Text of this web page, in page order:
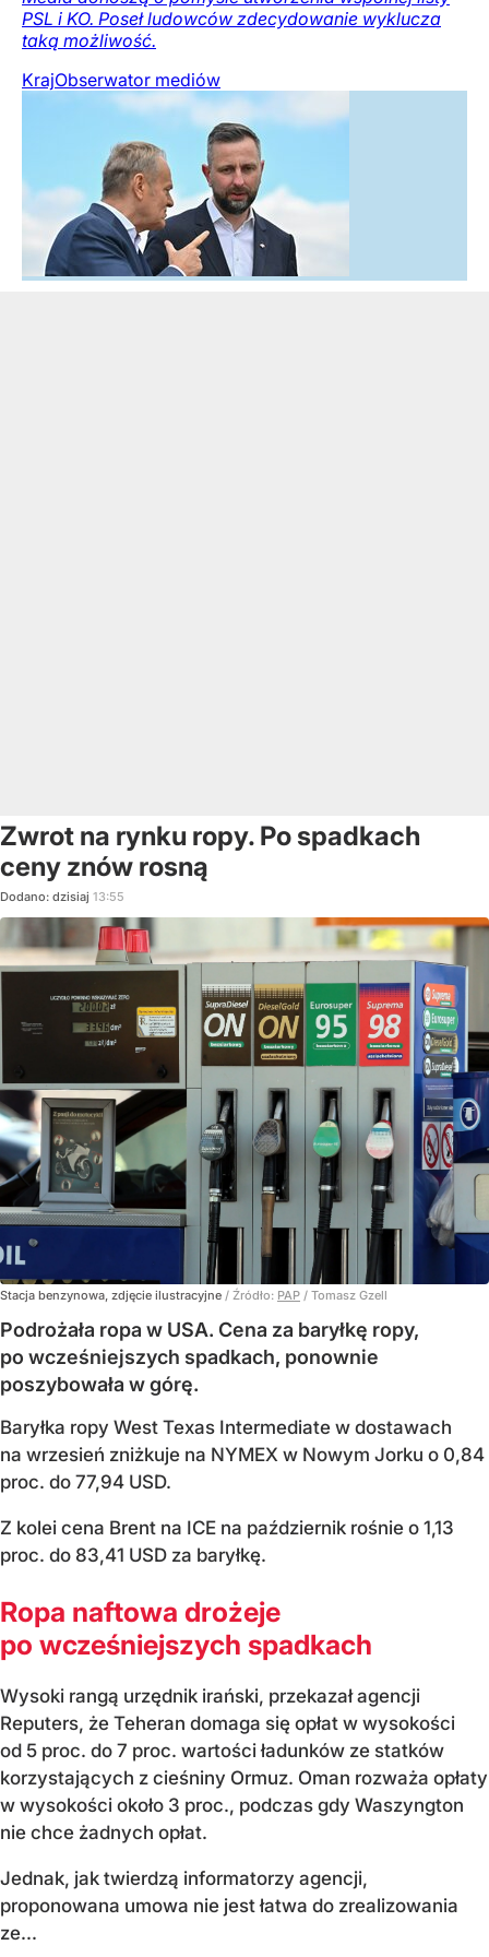
PSL i KO. Poseł ludowców zdecydowanie wyklucza
taką możliwość.
KrajObserwator mediów
Zwrot na rynku ropy. Po spadkach
ceny znów rosną
Dodano: dzisiaj 13:55
Stacja benzynowa, zdjęcie ilustracyjne / Źródło: PAP / Tomasz Gzell
Podrożała ropa w USA. Cena za baryłkę ropy,
po wcześniejszych spadkach, ponownie
poszybowała w górę.
Baryłka ropy West Texas Intermediate w dostawach
na wrzesień zniżkuje na NYMEX w Nowym Jorku o 0,84
proc. do 77,94 USD.
Z kolei cena Brent na ICE na październik rośnie o 1,13
proc. do 83,41 USD za baryłkę.
Ropa naftowa drożeje
po wcześniejszych spadkach
Wysoki rangą urzędnik irański, przekazał agencji
Reputers, że Teheran domaga się opłat w wysokości
od 5 proc. do 7 proc. wartości ładunków ze statków
korzystających z cieśniny Ormuz. Oman rozważa opłaty
w wysokości około 3 proc., podczas gdy Waszyngton
nie chce żadnych opłat.
Jednak, jak twierdzą informatorzy agencji,
proponowana umowa nie jest łatwa do zrealizowania
ze...